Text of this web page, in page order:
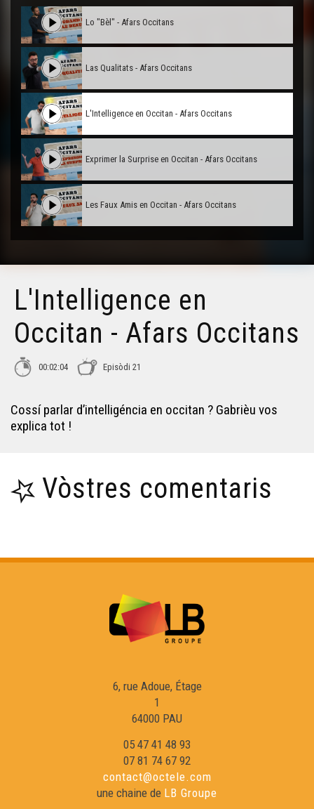
Lo "Bèl" - Afars Occitans
Las Qualitats - Afars Occitans
L'Intelligence en Occitan - Afars Occitans
Exprimer la Surprise en Occitan - Afars Occitans
Les Faux Amis en Occitan - Afars Occitans
L'Intelligence en
Occitan - Afars Occitans
00:02:04 Episòdi 21
Cossí parlar d’intelligéncia en occitan ? Gabrièu vos
explica tot !
Vòstres comentaris
6, rue Adoue, Étage
1
64000 PAU
05 47 41 48 93
07 81 74 67 92
contact@octele.com
une chaine de LB Groupe